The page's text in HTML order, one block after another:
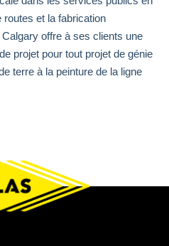
routes et la fabrication
offre à ses clients une
projet pour tout projet de génie
terre à la peinture de la ligne